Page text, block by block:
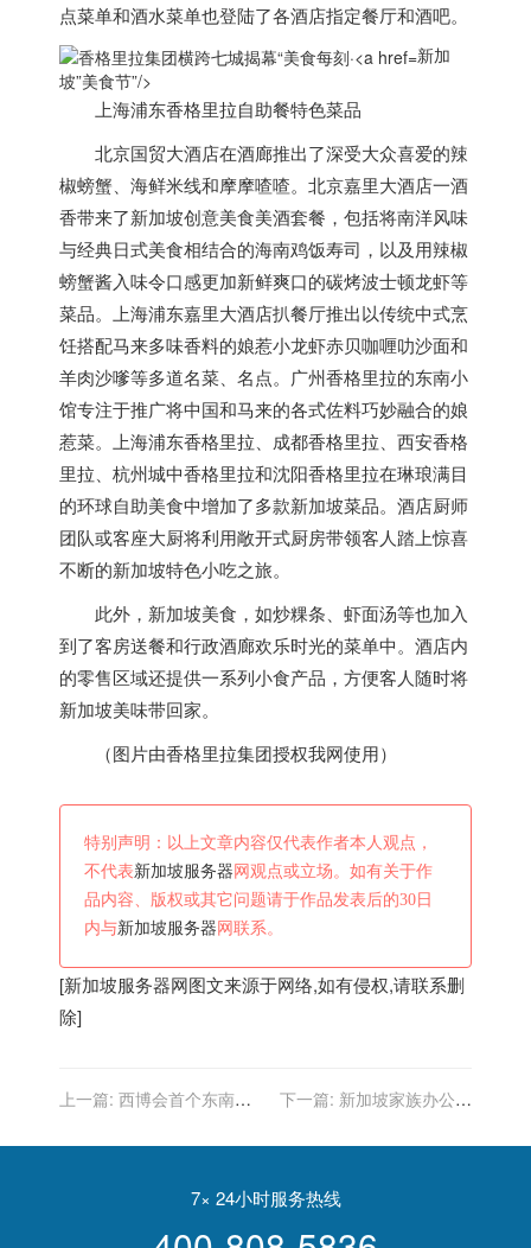
点菜单和酒水菜单也登陆了各酒店指定餐厅和酒吧。
新加
坡”美食节”/>
上海浦东香格里拉自助餐特色菜品
北京国贸大酒店在酒廊推出了深受大众喜爱的辣
椒螃蟹、海鲜米线和摩摩喳喳。北京嘉里大酒店一酒
香带来了新加坡创意美食美酒套餐，包括将南洋风味
与经典日式美食相结合的海南鸡饭寿司，以及用辣椒
螃蟹酱入味令口感更加新鲜爽口的碳烤波士顿龙虾等
菜品。上海浦东嘉里大酒店扒餐厅推出以传统中式烹
饪搭配马来多味香料的娘惹小龙虾赤贝咖喱叻沙面和
羊肉沙嗲等多道名菜、名点。广州香格里拉的东南小
馆专注于推广将中国和马来的各式佐料巧妙融合的娘
惹菜。上海浦东香格里拉、成都香格里拉、西安香格
里拉、杭州城中香格里拉和沈阳香格里拉在琳琅满目
的环球自助美食中增加了多款新加坡菜品。酒店厨师
团队或客座大厨将利用敞开式厨房带领客人踏上惊喜
不断的新加坡特色小吃之旅。
此外， 新加坡美食，如炒粿条、虾面汤等也加入
到了客房送餐和行政酒廊欢乐时光的菜单中。酒店内
的零售区域还提供一系列小食产品，方便客人随时将
新加坡美味带回家。
（图片由香格里拉集团授权我网使用）
特别声明：以上文章内容仅代表作者本人观点，
不代表新加坡服务器 网观点或立场。如有关于作
品内容、版权或其它问题请于作品发表后的30日
内与新加坡服务器 网联系。
[新加坡服务器网图文来源于网络,如有侵权,请联系删
除]
上一篇: 西博会首个东南亚
新”的深厚友谊及良好合作关
下一篇: 新加坡家族办公室
7× 24小时服务热线